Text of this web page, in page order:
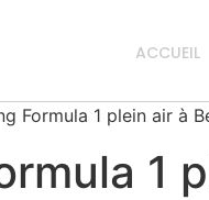
ACCUEIL
Formula 1 plein air à
1